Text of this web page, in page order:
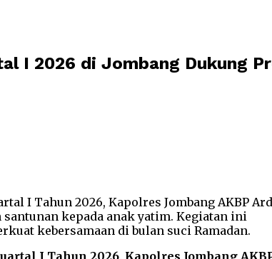
I 2026 di Jombang Dukung